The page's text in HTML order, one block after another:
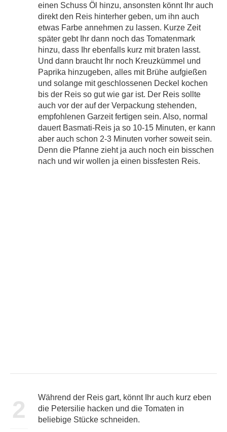
einen Schuss Öl hinzu, ansonsten könnt Ihr auch
direkt den Reis hinterher geben, um ihn auch
etwas Farbe annehmen zu lassen. Kurze Zeit
später gebt Ihr dann noch das Tomatenmark
hinzu, dass Ihr ebenfalls kurz mit braten lasst.
Und dann braucht Ihr noch Kreuzkümmel und
Paprika hinzugeben, alles mit Brühe aufgießen
und solange mit geschlossenen Deckel kochen
bis der Reis so gut wie gar ist. Der Reis sollte
auch vor der auf der Verpackung stehenden,
empfohlenen Garzeit fertigen sein. Also, normal
dauert Basmati-Reis ja so 10-15 Minuten, er kann
aber auch schon 2-3 Minuten vorher soweit sein.
Denn die Pfanne zieht ja auch noch ein bisschen
nach und wir wollen ja einen bissfesten Reis.
2
Während der Reis gart, könnt Ihr auch kurz eben
die Petersilie hacken und die Tomaten in
beliebige Stücke schneiden.